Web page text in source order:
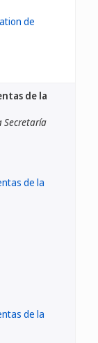
de la
Secretaría